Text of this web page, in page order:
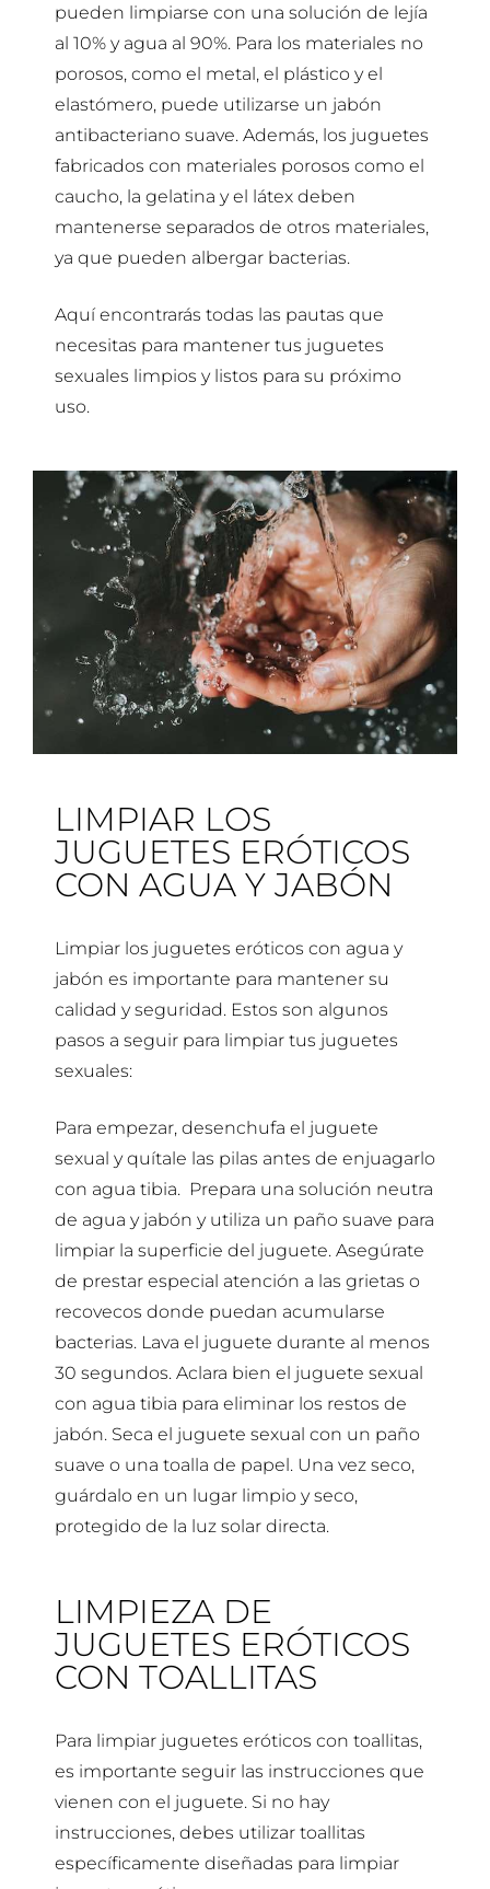
pueden limpiarse con una solución de lejía
al 10% y agua al 90%. Para los materiales no
porosos, como el metal, el plástico y el
elastómero, puede utilizarse un jabón
antibacteriano suave. Además, los juguetes
fabricados con materiales porosos como el
caucho, la gelatina y el látex deben
mantenerse separados de otros materiales,
ya que pueden albergar bacterias.
Aquí encontrarás todas las pautas que
necesitas para mantener tus juguetes
sexuales limpios y listos para su próximo
uso.
LIMPIAR LOS
JUGUETES ERÓTICOS
CON AGUA Y JABÓN
Limpiar los juguetes eróticos con agua y
jabón es importante para mantener su
calidad y seguridad. Estos son algunos
pasos a seguir para limpiar tus juguetes
sexuales:
Para empezar, desenchufa el juguete
sexual y quítale las pilas antes de enjuagarlo
con agua tibia. Prepara una solución neutra
de agua y jabón y utiliza un paño suave para
limpiar la superficie del juguete. Asegúrate
de prestar especial atención a las grietas o
recovecos donde puedan acumularse
bacterias. Lava el juguete durante al menos
30 segundos. Aclara bien el juguete sexual
con agua tibia para eliminar los restos de
jabón. Seca el juguete sexual con un paño
suave o una toalla de papel. Una vez seco,
guárdalo en un lugar limpio y seco,
protegido de la luz solar directa.
LIMPIEZA DE
JUGUETES ERÓTICOS
CON TOALLITAS
Para limpiar juguetes eróticos con toallitas,
es importante seguir las instrucciones que
vienen con el juguete. Si no hay
instrucciones, debes utilizar toallitas
específicamente diseñadas para limpiar